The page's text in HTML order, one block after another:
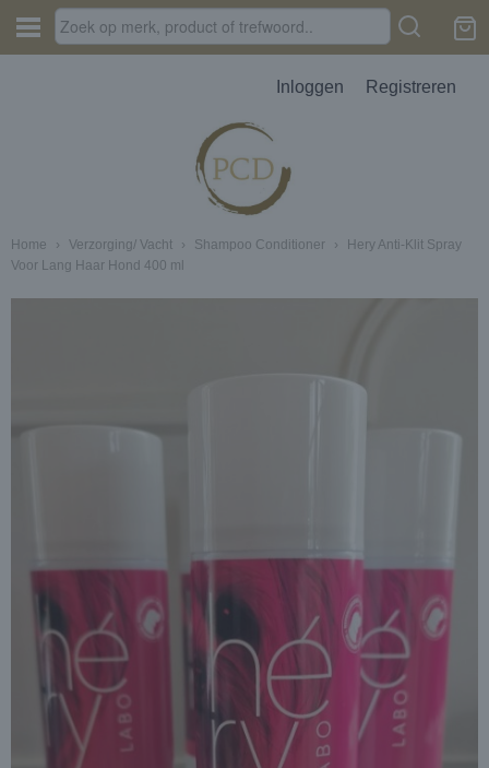
Inloggen Registreren
Home › Verzorging/ Vacht › Shampoo Conditioner ›
Hery Anti-Klit Spray
Voor Lang Haar Hond 400 ml
AUTOPARFUM, MELTS